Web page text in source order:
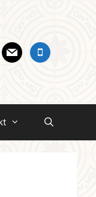
mail mobile